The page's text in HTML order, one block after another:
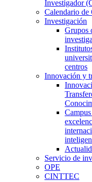
Investigador
Calendario de
Investigación
Grupos
centros
Innovación y
Servicio de
OPE
CINTTEC